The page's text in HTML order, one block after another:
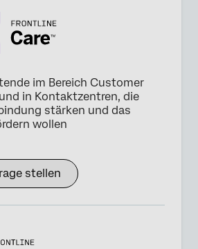
im Bereich Customer
in Kontaktzentren, die
stärken und das
wollen
stellen